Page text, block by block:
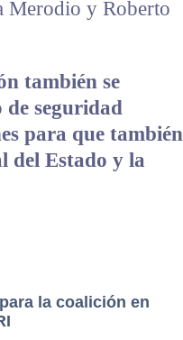
Merodio y Roberto
también se
seguridad
para que también
del Estado y la
la coalición en